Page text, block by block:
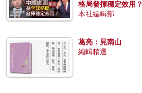
格局發揮穩定效用？
本社編輯部
葛亮：見南山
編輯精選